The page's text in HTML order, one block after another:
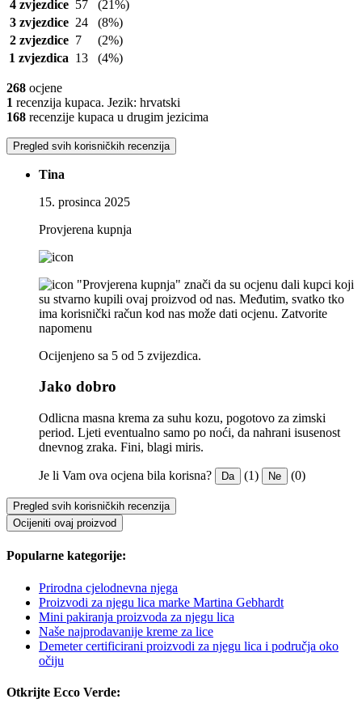
4 zvjezdice 57
(21%)
3 zvjezdice 24
(8%)
2 zvjezdice 7
(2%)
1 zvjezdica 13 (4%)
268 ocjene
1 recenzija kupaca. Jezik: hrvatski
168 recenzije kupaca u drugim jezicima
Pregled svih korisničkih recenzija
Tina
15. prosinca 2025
Provjerena kupnja
"Provjerena kupnja" znači da su ocjenu dali kupci koji
su stvarno kupili ovaj proizvod od nas. Međutim, svatko tko
ima korisnički račun kod nas može dati ocjenu. Zatvorite
napomenu
Ocijenjeno sa 5 od 5 zvijezdica.
Jako dobro
Odlicna masna krema za suhu kozu, pogotovo za zimski
period. Ljeti eventualno samo po noći, da nahrani isusenost
dnevnog zraka. Fini, blagi miris.
Je li Vam ova ocjena bila korisna? Da (1) Ne (0)
Pregled svih korisničkih recenzija
Ocijeniti ovaj proizvod
Popularne kategorije:
Prirodna cjelodnevna njega
Proizvodi za njegu lica marke Martina Gebhardt
Mini pakiranja proizvoda za njegu lica
Naše najprodavanije kreme za lice
Demeter certificirani proizvodi za njegu lica i područja oko
očiju
Otkrijte Ecco Verde: